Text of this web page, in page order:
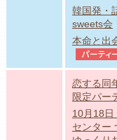
韓国発・
sweets会
本命と出
パーティ
恋する同
限定パー
10月18日
センター